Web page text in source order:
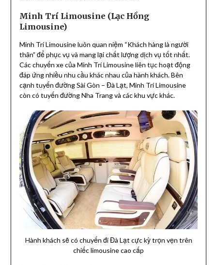
Minh Trí Limousine (Lạc Hồng
Limousine)
Minh Trí Limousine luôn quan niệm “Khách hàng là người
thân” để phục vụ và mang lại chất lượng dịch vụ tốt nhất.
Các chuyến xe của Minh Trí Limousine liên tục hoạt động
đáp ứng nhiều nhu cầu khác nhau của hành khách. Bên
cạnh tuyến đường Sài Gòn – Đà Lạt, Minh Trí Limousine
còn có tuyến đường Nha Trang và các khu vực khác.
Hành khách sẽ có chuyến đi Đà Lạt cực kỳ trọn vẹn trên
chiếc limousine cao cấp